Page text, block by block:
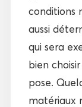
conditions
aussi
qui sera
bien
pose.
matériaux